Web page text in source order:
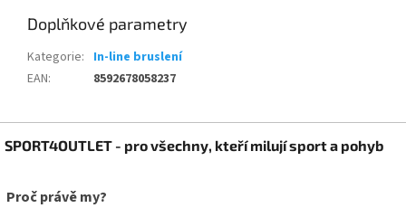
Doplňkové parametry
Kategorie: In-line bruslení
EAN: 8592678058237
á
a
SPORT4OUTLET - pro všechny, kteří milují sport a pohyb
Proč právě my?